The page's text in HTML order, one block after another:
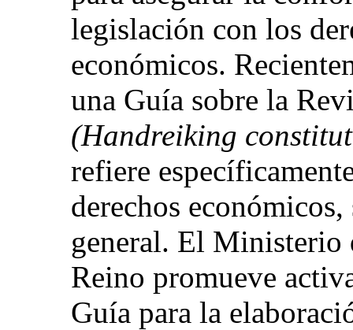
legislación con los
económicos.
una Guía sobre la
(Handreiking
refiere
derechos
general. El Ministerio
Reino promueve
Guía para la